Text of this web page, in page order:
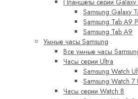
Samsung Galaxy
Samsung Tab A9
Samsung Tab A9
Умные часы Samsung
Все умные часы
Часы серии Ultra
Samsung Watch
Samsung Watch 7
Часы серии Watch 8